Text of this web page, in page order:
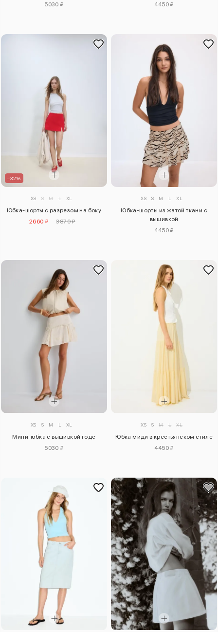
5030 ₽
4450 ₽
–32%
XS S M L XL
Юбка-шорты с разрезом на боку
2660 ₽
3870 ₽
XS S M L XL
Юбка-шорты из жатой ткани с
вышивкой
4450 ₽
XS S M L XL
Мини-юбка с вышивкой годе
5030 ₽
XS S M L XL
Юбка миди в крестьянском стиле
4450 ₽